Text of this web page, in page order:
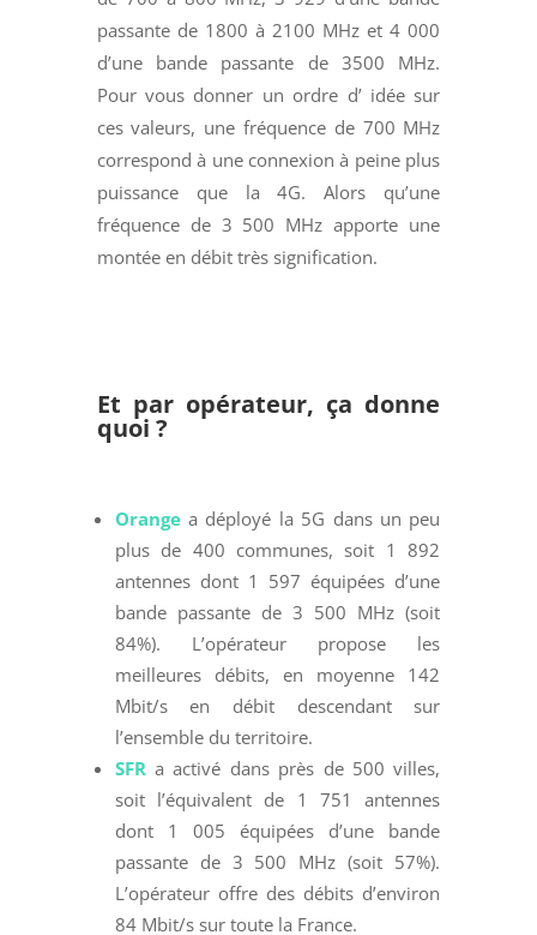
passante de 1800 à 2100 MHz et 4 000
d’une bande passante de 3500 MHz.
Pour vous donner un ordre d’ idée sur
ces valeurs, une fréquence de 700 MHz
correspond à une connexion à peine plus
puissance que la 4G. Alors qu’une
fréquence de 3 500 MHz apporte une
montée en débit très signification.
Et par opérateur, ça donne
quoi ?
Orangea déployé la 5G dans un peu
plus de 400 communes, soit 1 892
antennes dont 1 597 équipées d’une
bande passante de 3 500 MHz (soit
84%). L’opérateur propose les
meilleures débits, en moyenne 142
Mbit/s en débit descendant sur
l’ensemble du territoire.
SFRa activé dans près de 500 villes,
soit l’équivalent de 1 751 antennes
dont 1 005 équipées d’une bande
passante de 3 500 MHz (soit 57%).
L’opérateur offre des débits d’environ
84 Mbit/s sur toute la France.